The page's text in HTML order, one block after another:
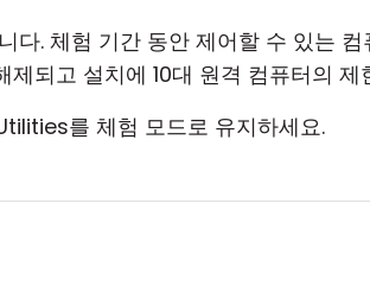
. 체험 기간 동안 제어할 수 있는
되고 설치에 10대 원격 컴퓨터의 제
를 체험 모드로 유지하세요.